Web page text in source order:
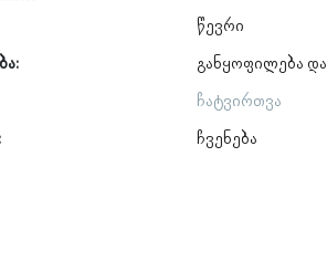
წევრი
განყოფილება
ჩატვირთვა
ჩვენება